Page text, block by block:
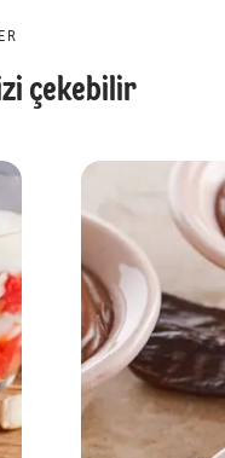
çekebilir